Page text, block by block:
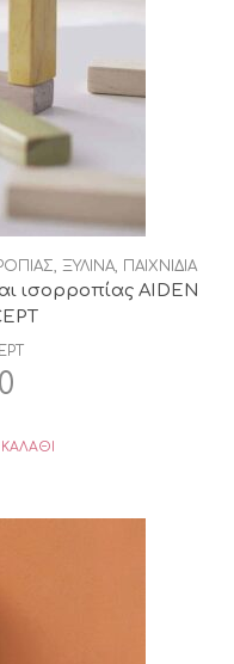
, ΞΥΛΙΝΑ, ΠΑΙΧΝΙΔΙΑ
ισορροπίας AIDEN